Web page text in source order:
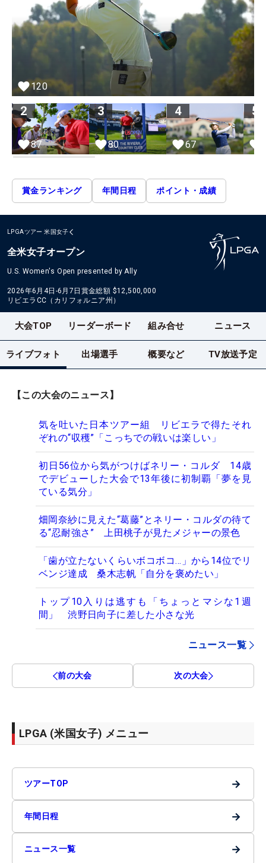
120
2
87
3
80
4
67
5
賞金ランキング 年間日程 ポイント・成績
LPGAツアー 米国女子
全米女子オープン
U.S. Women's Open presented by Ally
2026年6月4日-6月7日 賞金総額 $12,500,000
リビエラCC（カリフォルニア州）
大会TOP リーダーボード 組み合せ ニュース
ライブフォト 出場選手 概要など TV放送予定
【この大会のニュース】
気を吐いた日本ツアー組 リビエラで得たそれ
ぞれの“収穫”「こっちでの戦いは楽しい」
初日56位から気がつけばネリー・コルダ 14歳
でデビューした大会で13年後に初制覇「夢を見
ている気分」
畑岡奈紗に見えた“葛藤”とネリー・コルダの待て
る“忍耐強さ” 上田桃子が見たメジャーの景色
「歯が立たないくらいボコボコ…」から14位でリ
ベンジ達成 桑木志帆「自分を褒めたい」
トップ10入りは逃すも「ちょっとマシな1週
間」 渋野日向子に差した小さな光
ニュース一覧
前の大会 次の大会
LPGA (米国女子) メニュー
ツアーTOP →
年間日程 →
ニュース一覧 →